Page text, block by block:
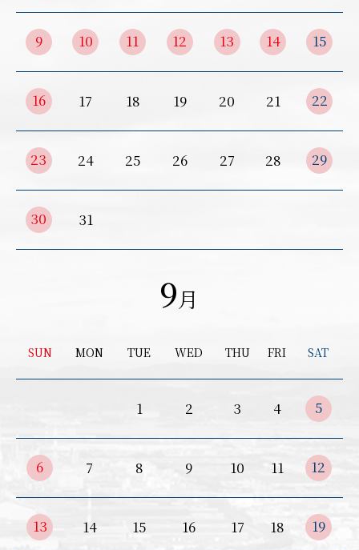
お買い物を続ける カートへ進む
9 10 11 12 13 14 15
16 17 18 19 20 21 22
23 24 25 26 27 28 29
30 31
9月
SUN MON TUE WED THU FRI SAT
1 2 3 4 5
6 7 8 9 10 11 12
13 14 15 16 17 18 19